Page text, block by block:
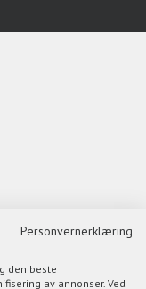
Personvernerklæring
den beste
av annonser. Ved